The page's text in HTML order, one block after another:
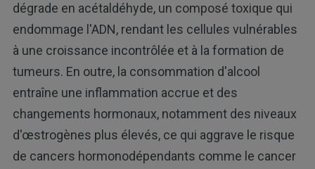
dégrade en acétaldéhyde, un composé toxique qui
endommage l'ADN, rendant les cellules vulnérables
à une croissance incontrôlée et à la formation de
tumeurs. En outre, la consommation d'alcool
entraîne une inflammation accrue et des
changements hormonaux, notamment des niveaux
d'œstrogènes plus élevés, ce qui aggrave le risque
de cancers hormonodépendants comme le cancer